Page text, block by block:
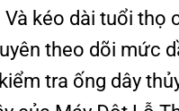
kéo dài tuổi thọ
theo dõi mức
tra ống dây